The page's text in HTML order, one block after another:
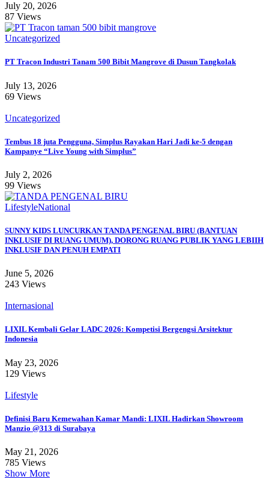
July 20, 2026
87 Views
Uncategorized
PT Tracon Industri Tanam 500 Bibit Mangrove di Dusun Tangkolak
July 13, 2026
69 Views
Uncategorized
Tembus 18 juta Pengguna, Simplus Rayakan Hari Jadi ke-5 dengan
Kampanye “Live Young with Simplus”
July 2, 2026
99 Views
LifestyleNational
SUNNY KIDS LUNCURKAN TANDA PENGENAL BIRU (BANTUAN
INKLUSIF DI RUANG UMUM), DORONG RUANG PUBLIK YANG LEBIIH
INKLUSIF DAN PENUH EMPATI
June 5, 2026
243 Views
Internasional
LIXIL Kembali Gelar LADC 2026: Kompetisi Bergengsi Arsitektur
Indonesia
May 23, 2026
129 Views
Lifestyle
Definisi Baru Kemewahan Kamar Mandi: LIXIL Hadirkan Showroom
Manzio @313 di Surabaya
May 21, 2026
785 Views
Show More